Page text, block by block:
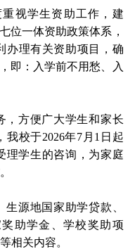
重视学生资助工作，建
位一体资助政策体系，
办理有关资助项目，确
即：入学前不用愁、入
，方便广大学生和家长
校于2026年7月1日起
理学生的咨询，为家庭
源地国家助学贷款、
助学金、学校奖助项
相关内容。